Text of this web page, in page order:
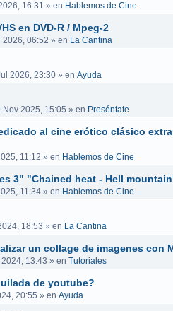
16:31 » en Hablemos de Cine
en DVD-R / Mpeg-2
2026, 06:52 » en La Cantina
2026, 23:30» en Ayuda
Nov 2025, 15:05 » en Preséntate
al cine erótico clásico
11:12 » en Hablemos de Cine
3" "Chained heat - Hell
11:34» en Hablemos de Cine
18:53 » en La Cantina
un collage de imagenes con
13:43 » en Tutoriales
de youtube?
20:55 » en Ayuda